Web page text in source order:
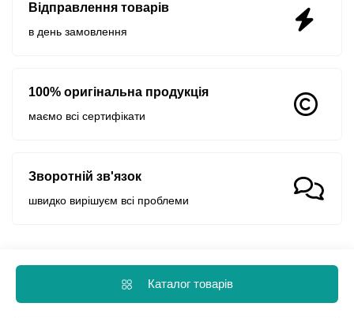
Відправлення товарів
в день замовлення
100% оригінальна продукція
маємо всі сертифікати
Зворотній зв'язок
швидко вирішуєм всі проблеми
Каталог товарів